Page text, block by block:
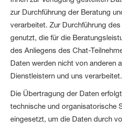
zur Durchführung der Beratung
verarbeitet. Zur Durchführung
genutzt, die für die
des Anliegens des Chat-
Daten werden nicht von anderen
Dienstleistern und uns verarbeitet.
Die Übertragung der Daten
technische und organisatorische
eingesetzt, um die Daten durch